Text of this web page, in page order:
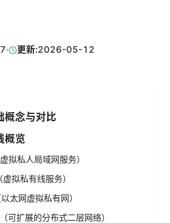
· 更新:2026-05-12
概念与对比
概览
拟私人局域网服务）
拟私有线服务）
太网虚拟私有网）
可扩展的分布式二层网络）